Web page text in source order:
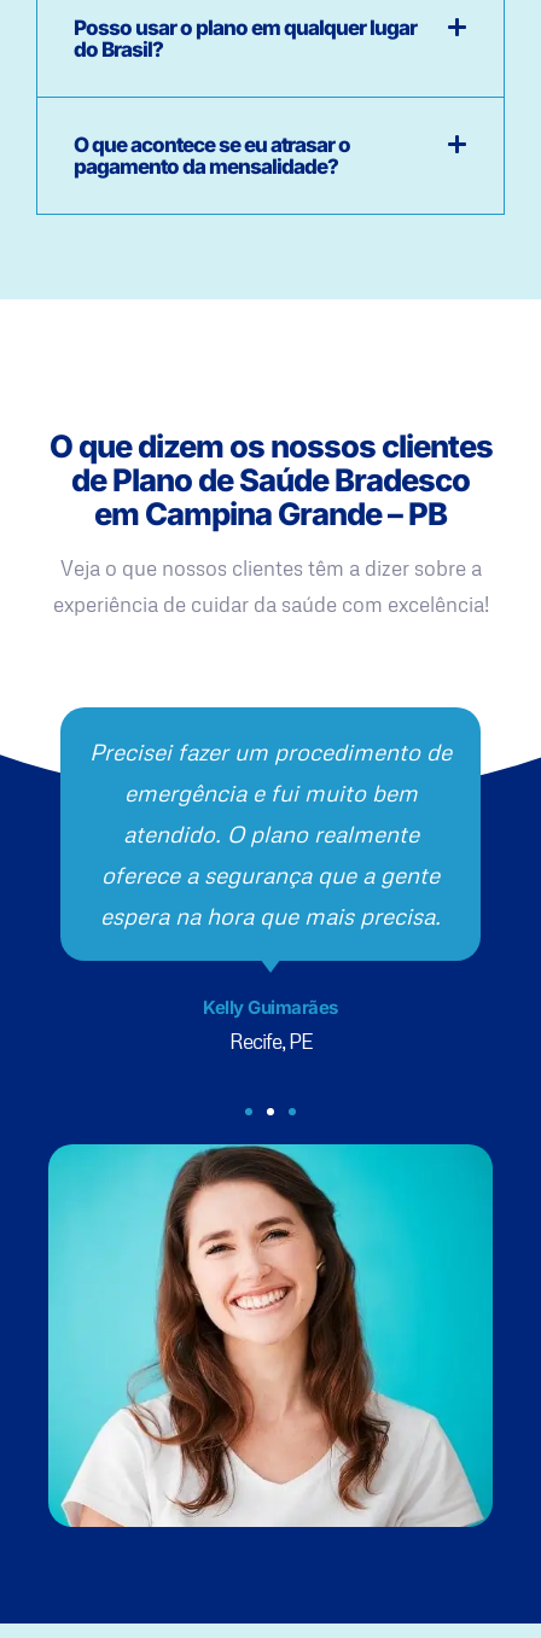
Posso usar o plano em qualquer lugar
do Brasil?
O que acontece se eu atrasar o
pagamento da mensalidade?
O que dizem os nossos clientes
de Plano de Saúde Bradesco
em Campina Grande – PB
Veja o que nossos clientes têm a dizer sobre a
experiência de cuidar da saúde com excelência!
Precisei fazer um procedimento de
emergência e fui muito bem
atendido. O plano realmente
oferece a segurança que a gente
espera na hora que mais precisa.
Kelly Guimarães
Recife, PE